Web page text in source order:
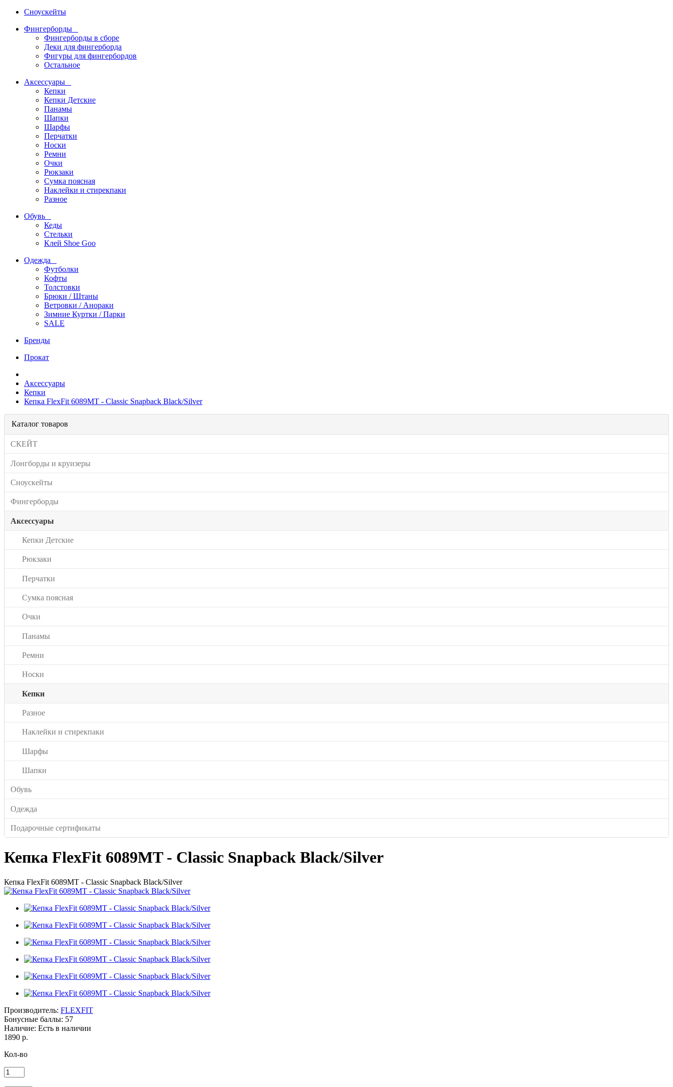
Сноускейты
Фингерборды
Фингерборды в сборе
Деки для фингерборда
Фигуры для фингербордов
Остальное
Аксессуары
Кепки
Кепки Детские
Панамы
Шапки
Шарфы
Перчатки
Носки
Ремни
Очки
Рюкзаки
Сумка поясная
Наклейки и стирекпаки
Разное
Обувь
Кеды
Стельки
Клей Shoe Goo
Одежда
Футболки
Кофты
Толстовки
Брюки / Штаны
Ветровки / Анораки
Зимние Куртки / Парки
SALE
Бренды
Прокат
Аксессуары
Кепки
Кепка FlexFit 6089MT - Classic Snapback Black/Silver
Каталог товаров
СКЕЙТ
Лонгборды и круизеры
Сноускейты
Фингерборды
Аксессуары
Кепки Детские
Рюкзаки
Перчатки
Сумка поясная
Очки
Панамы
Ремни
Носки
Кепки
Разное
Наклейки и стирекпаки
Шарфы
Шапки
Обувь
Одежда
Подарочные сертификаты
Кепка FlexFit 6089MT - Classic Snapback Black/Silver
Кепка FlexFit 6089MT - Classic Snapback Black/Silver
Производитель: FLEXFIT
Бонусные баллы: 57
Наличие: Есть в наличии
1890 р.
Кол-во